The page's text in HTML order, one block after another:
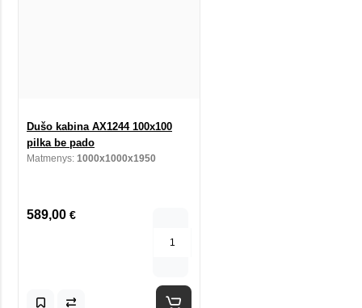
Dušo kabina AX1244 100x100
pilka be pado
Matmenys: 1000x1000x1950
589,00 €